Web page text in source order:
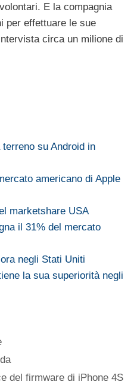
E la compagnia
per effettuare le sue
circa un milione di
su Android in
americano di Apple
marketshare USA
il 31% del mercato
negli Stati Uniti
la sua superiorità negli
del firmware di iPhone 4S